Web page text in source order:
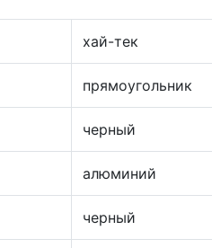
хай-тек
прямоугольник
черный
алюминий
черный